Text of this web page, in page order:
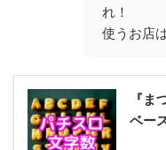
れ！
使うお店
『
ベー